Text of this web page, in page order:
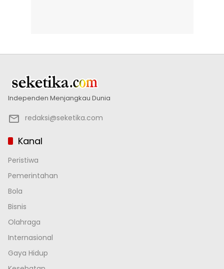
Independen Menjangkau Dunia
redaksi@seketika.com
Kanal
Peristiwa
Pemerintahan
Bola
Bisnis
Olahraga
Internasional
Gaya Hidup